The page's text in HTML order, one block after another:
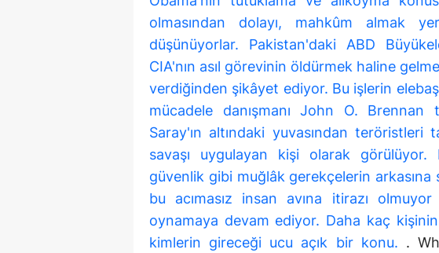
olmasından dolayı, mahkûm almak
düşünüyorlar. Pakistan'daki ABD
CIA'nın asıl görevinin öldürmek haline
verdiğinden şikâyet ediyor. Bu işlerin
mücadele danışmanı John O.
Saray'ın altındaki yuvasından
savaşı uygulayan kişi olarak görülüyor.
güvenlik gibi muğlâk gerekçelerin arkasına
bu acımasız insan avına itirazı
oynamaya devam ediyor. Daha kaç
kimlerin gireceği ucu açık bir konu. .